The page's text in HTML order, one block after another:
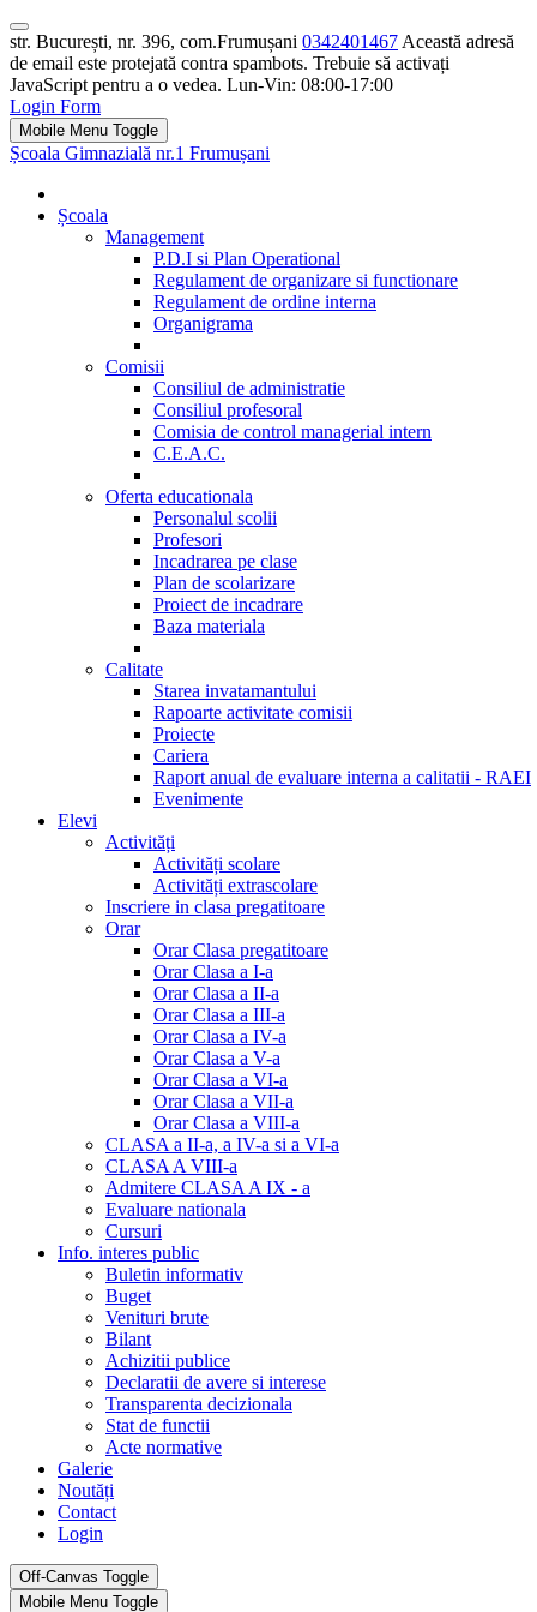
str. București, nr. 396, com.Frumușani 0342401467 Această adresă
de email este protejată contra spambots. Trebuie să activați
JavaScript pentru a o vedea. Lun-Vin: 08:00-17:00
Login Form
Mobile Menu Toggle
Școala Gimnazială nr.1 Frumușani
Școala
Management
P.D.I si Plan Operational
Regulament de organizare si functionare
Regulament de ordine interna
Organigrama
Comisii
Consiliul de administratie
Consiliul profesoral
Comisia de control managerial intern
C.E.A.C.
Oferta educationala
Personalul scolii
Profesori
Incadrarea pe clase
Plan de scolarizare
Proiect de incadrare
Baza materiala
Calitate
Starea invatamantului
Rapoarte activitate comisii
Proiecte
Cariera
Raport anual de evaluare interna a calitatii - RAEI
Evenimente
Elevi
Activități
Activități scolare
Activități extrascolare
Inscriere in clasa pregatitoare
Orar
Orar Clasa pregatitoare
Orar Clasa a I-a
Orar Clasa a II-a
Orar Clasa a III-a
Orar Clasa a IV-a
Orar Clasa a V-a
Orar Clasa a VI-a
Orar Clasa a VII-a
Orar Clasa a VIII-a
CLASA a II-a, a IV-a si a VI-a
CLASA A VIII-a
Admitere CLASA A IX - a
Evaluare nationala
Cursuri
Info. interes public
Buletin informativ
Buget
Venituri brute
Bilant
Achizitii publice
Declaratii de avere si interese
Transparenta decizionala
Stat de functii
Acte normative
Galerie
Noutăți
Contact
Login
Off-Canvas Toggle
Mobile Menu Toggle